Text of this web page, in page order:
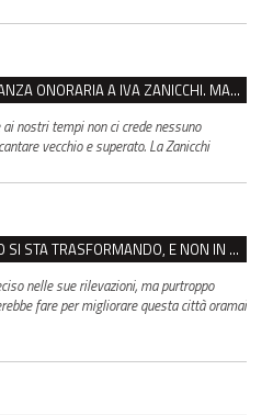
VENTASSO, SÌ ALLA CITTADINANZA ONORARIA A IVA ZANICCHI. MA BARGIACCHI: “È DI PESSIMO GUSTO”
nostri tempi non ci crede nessuno
vecchio e superato. La Zanicchi
IL CENTRO STORICO DI REGGIO SI STA TRASFORMANDO, E NON IN MEGLIO
nelle sue rilevazioni, ma purtroppo
fare per migliorare questa città oramai